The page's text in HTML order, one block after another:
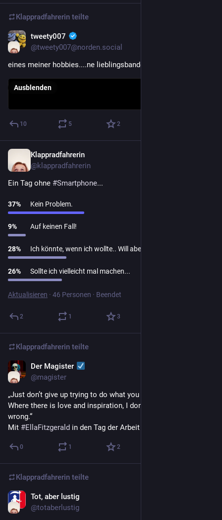
Klappradfahrerin teilte
tweety007
@tweety007@norden.social
eines meiner hobbies....ne lieblingsbande häkeln......
Ausblenden
10 5 2
Klappradfahrerin
@klappradfahrerin
Ein Tag ohne #Smartphone...
37% Kein Problem.
9% Auf keinen Fall!
28% Ich könnte, wenn ich wollte.. Will aber nicht.
26% Sollte ich vielleicht mal machen...
Aktualisieren · 46 Personen · Beendet
2 1 3
Klappradfahrerin teilte
Der Magister
@magister
„Just don’t give up trying to do what you really want to do.
Where there is love and inspiration, I don’t think you can go
wrong.“
Mit #EllaFitzgerald in den Tag der Arbeit starten
0 1 2
Klappradfahrerin teilte
Tot, aber lustig
@totaberlustig